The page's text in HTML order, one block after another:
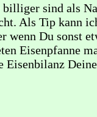
billiger sind als
Als Tip kann
Du sonst
Eisenpfanne